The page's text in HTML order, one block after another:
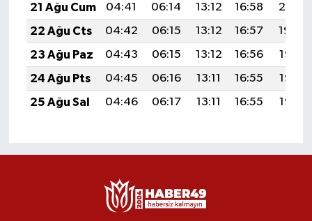
21 Ağu Cum
04:41 06:14 13:12 16:58
20:01
22 Ağu Cts
04:42 06:15 13:12 16:57
19:59
23 Ağu Paz
04:43 06:15 13:12 16:56
19:58
24 Ağu Pts
04:45 06:16 13:11 16:55
19:56
25 Ağu Sal
04:46 06:17 13:11 16:55 19:55